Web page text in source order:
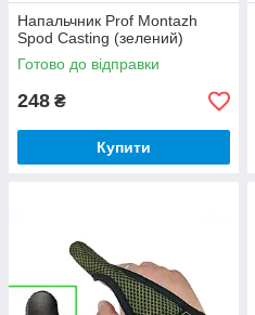
Напальчник Prof Montazh
Spod Casting (зелений)
Готово до відправки
248 ₴
Купити